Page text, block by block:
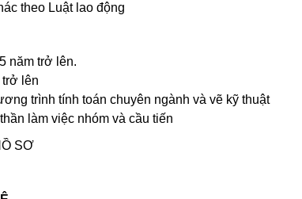
theo Luật lao động
năm trở lên.
lên
trình tính toán chuyên ngành và vẽ kỹ thuật
làm việc nhóm và cầu tiến
SƠ